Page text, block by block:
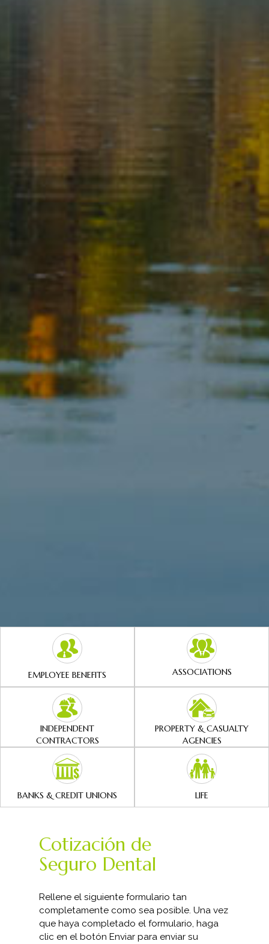
EMPLOYEE BENEFITS ASSOCIATIONS
INDEPENDENT
CONTRACTORS
PROPERTY & CASUALTY
AGENCIES
BANKS & CREDIT UNIONS LIFE
Cotización de
Seguro Dental
Rellene el siguiente formulario tan
completamente como sea posible. Una vez
que haya completado el formulario, haga
clic en el botón Enviar para enviar su